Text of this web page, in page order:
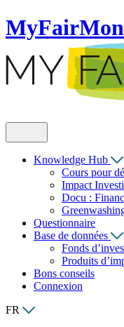
Knowledge Hub
Cours pour
Impact
Docu :
Questionnaire
Base de données
Fonds
Produits
Bons conseils
Connexion
FR